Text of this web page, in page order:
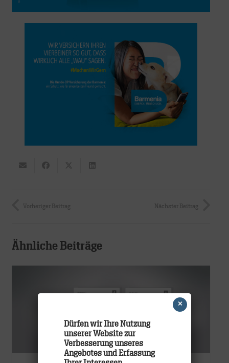
Vorheriger Beitrag Nächster Beitrag
Ähnliche Beiträge
Dürfen wir Ihre Nutzung
unserer Website zur
Verbesserung unseres
Angebotes und Erfassung
×